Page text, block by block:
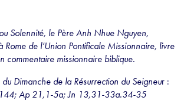
Solennité, le Père Anh Nhue Nguyen,
Rome de l’Union Pontificale Missionnaire, livre
commentaire missionnaire biblique.
du Dimanche de la Résurrection du Seigneur :
Ap 21,1-5a; Jn 13,31-33a.34-35